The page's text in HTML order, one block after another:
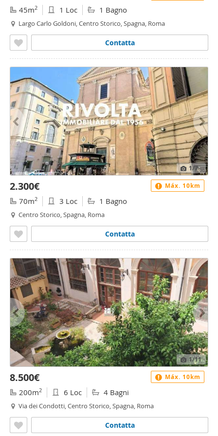
45m2 1 Loc 1 Bagno
Largo Carlo Goldoni, Centro Storico, Spagna, Roma
Contatta
1/7
2.300€
70m2 3 Loc 1 Bagno
Centro Storico, Spagna, Roma
Contatta
Máx. 10km
1/11
8.500€
200m2 6 Loc 4 Bagni
Via dei Condotti, Centro Storico, Spagna, Roma
Contatta
Máx. 10km